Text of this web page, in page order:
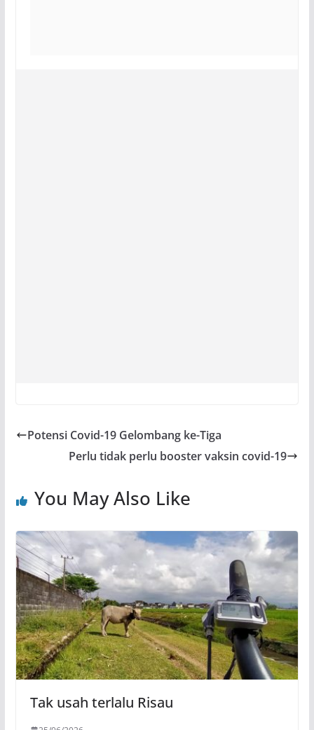
Potensi Covid-19 Gelombang ke-Tiga
Perlu tidak perlu booster vaksin covid-19
You May Also Like
Tak usah terlalu Risau